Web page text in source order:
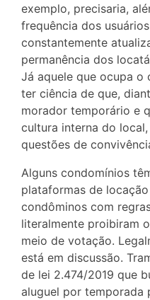
exemplo, precisaria,
frequência dos
constantemente
permanência dos
Já aquele que ocupa o
ter ciência de que,
morador temporário e
cultura interna do
questões de
Alguns condomínios
plataformas de
condôminos com
literalmente proibiram
meio de votação.
está em discussão.
de lei 2.474/2019 que
aluguel por temporada